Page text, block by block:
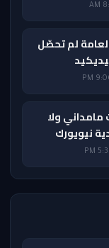
لم تحصّل
ولا
نيويورك